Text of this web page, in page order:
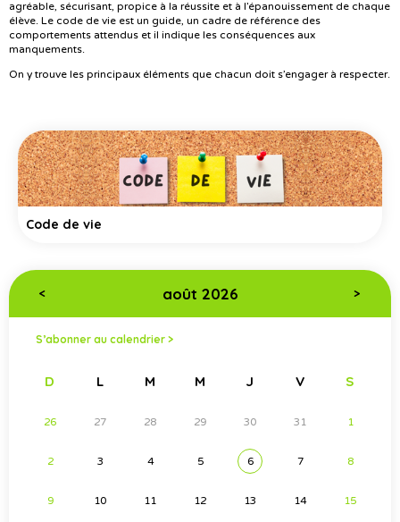
agréable, sécurisant, propice à la réussite et à l’épanouissement de chaque
élève. Le code de vie est un guide, un cadre de référence des
comportements attendus et il indique les conséquences aux
manquements.
On y trouve les principaux éléments que chacun doit s’engager à respecter.
Code de vie
< août 2026 >
S’abonner au calendrier >
D L M M J V S
26 27 28 29 30 31 1
2 3 4 5 6 7 8
9 10 11 12 13 14 15